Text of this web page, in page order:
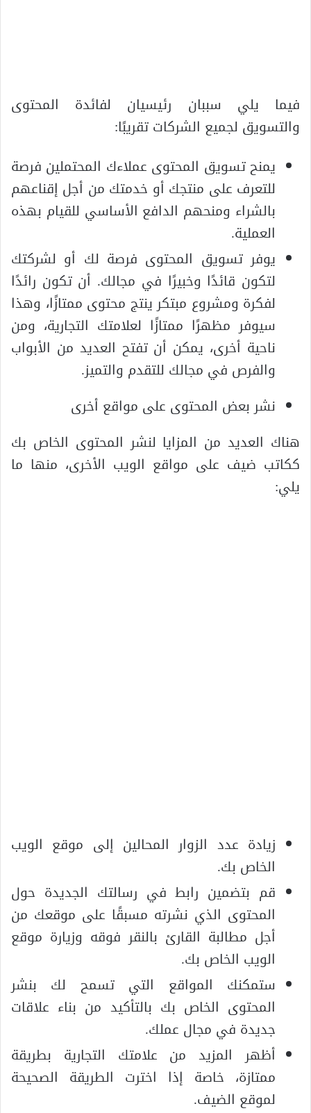
فيما يلي سببان رئيسيان لفائدة المحتوى
والتسويق لجميع الشركات تقريبًا:
يمنح تسويق المحتوى عملاءك المحتملين فرصة
للتعرف على منتجك أو خدمتك من أجل إقناعهم
بالشراء ومنحهم الدافع الأساسي للقيام بهذه
العملية.
يوفر تسويق المحتوى فرصة لك أو لشركتك
لتكون قائدًا وخبيرًا في مجالك. أن تكون رائدًا
لفكرة ومشروع مبتكر ينتج محتوى ممتازًا، وهذا
سيوفر مظهرًا ممتازًا لعلامتك التجارية، ومن
ناحية أخرى، يمكن أن تفتح العديد من الأبواب
والفرص في مجالك للتقدم والتميز.
نشر بعض المحتوى على مواقع أخرى
هناك العديد من المزايا لنشر المحتوى الخاص بك
ككاتب ضيف على مواقع الويب الأخرى، منها ما
يلي:
زيادة عدد الزوار المحالين إلى موقع الويب
الخاص بك.
قم بتضمين رابط في رسالتك الجديدة حول
المحتوى الذي نشرته مسبقًا على موقعك من
أجل مطالبة القارئ بالنقر فوقه وزيارة موقع
الويب الخاص بك.
ستمكنك المواقع التي تسمح لك بنشر
المحتوى الخاص بك بالتأكيد من بناء علاقات
جديدة في مجال عملك.
أظهر المزيد من علامتك التجارية بطريقة
ممتازة، خاصة إذا اخترت الطريقة الصحيحة
لموقع الضيف.